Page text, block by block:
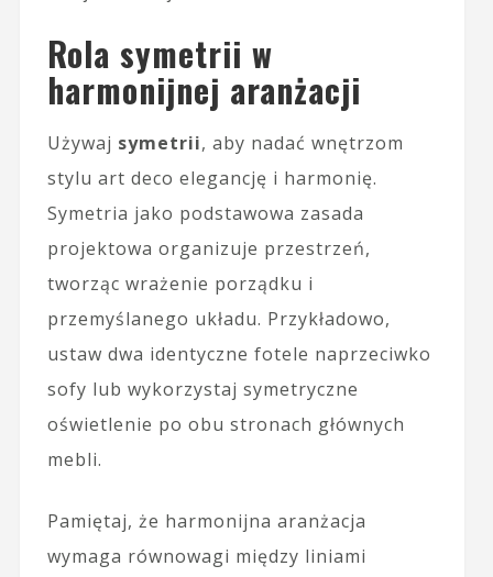
Rola symetrii w
harmonijnej aranżacji
Używaj symetrii, aby nadać wnętrzom
stylu art deco elegancję i harmonię.
Symetria jako podstawowa zasada
projektowa organizuje przestrzeń,
tworząc wrażenie porządku i
przemyślanego układu. Przykładowo,
ustaw dwa identyczne fotele naprzeciwko
sofy lub wykorzystaj symetryczne
oświetlenie po obu stronach głównych
mebli.
Pamiętaj, że harmonijna aranżacja
wymaga równowagi między liniami